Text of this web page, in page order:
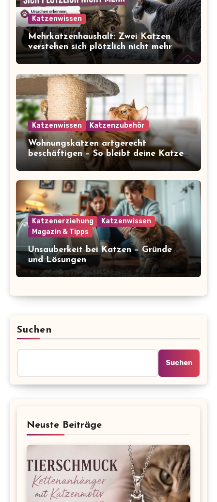
Katzenwissen
Mehrkatzenhaushalt: Zwei Katzen
verstehen sich plötzlich nicht mehr
Katzenwissen Katzenzubehör
Wohnungskatzen artgerecht
beschäftigen – So bleibt deine Katze
glücklich und gesund
Katzenerziehung
Katzenwissen
Magazin & Tipps
Unsauberkeit bei Katzen – Gründe
und Lösungen
Suchen
Suchen
Neuste Beiträge